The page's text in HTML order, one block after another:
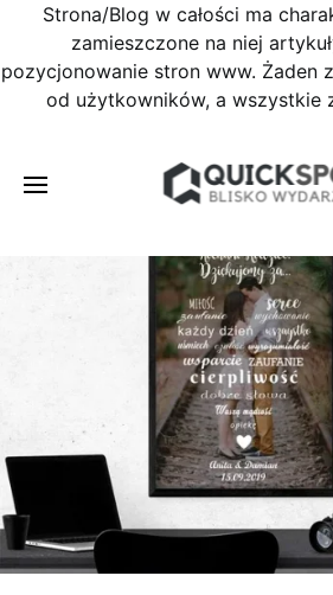
Strona/Blog w całości ma
zamieszczone na niej
pozycjonowanie stron www. Żaden
od użytkowników, a wszystkie